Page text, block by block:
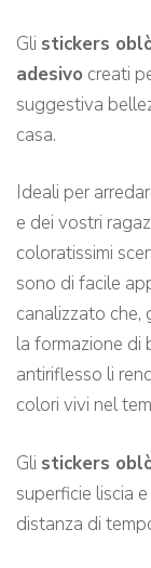
Gli stickers
adesivo creati
suggestiva
casa.
Ideali per
e dei vostri
coloratissimi
sono di facile
canalizzato che,
la formazione di
antiriflesso li
colori vivi nel
Gli stickers
superficie liscia
distanza di